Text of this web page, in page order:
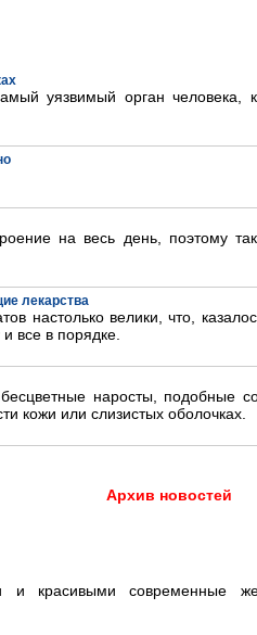
уязвимый орган человека,
на весь день, поэтому
лекарства
настолько велики, что,
все в порядке.
наросты, подобные
кожи или слизистых оболочках.
Архив новостей
и красивыми современные